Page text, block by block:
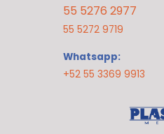
55 5276 2977
55 5272 9719
Whatsapp:
+52 55 3369 9913